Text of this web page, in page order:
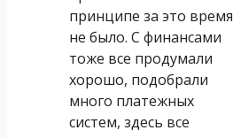
принципе за это время
не было. С финансами
тоже все продумали
хорошо, подобрали
много платежных
систем, здесь все